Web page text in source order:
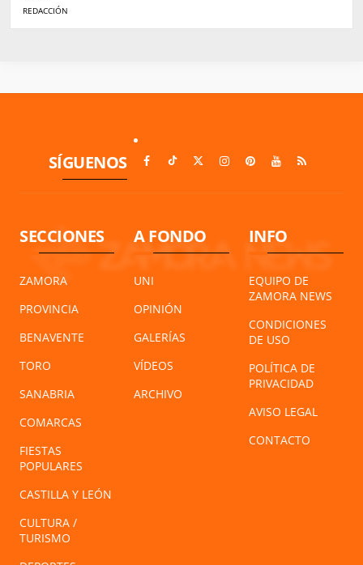
REDACCIÓN
SÍGUENOS
SECCIONES
ZAMORA
PROVINCIA
BENAVENTE
TORO
SANABRIA
COMARCAS
FIESTAS
POPULARES
CASTILLA Y LEÓN
CULTURA /
TURISMO
A FONDO
UNI
OPINIÓN
GALERÍAS
VÍDEOS
ARCHIVO
INFO
EQUIPO DE
ZAMORA NEWS
CONDICIONES
DE USO
POLÍTICA DE
PRIVACIDAD
AVISO LEGAL
CONTACTO